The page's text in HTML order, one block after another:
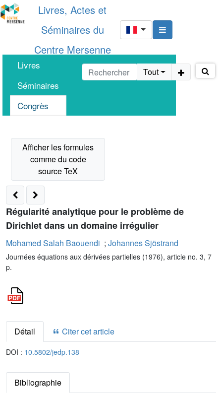
Livres, Actes et
Séminaires du
Centre Mersenne
Livres
Séminaires
Congrès
Tout
Régularité analytique pour le problème de
Dirichlet dans un domaine irrégulier
Mohamed Salah Baouendi ; Johannes Sjöstrand
Journées équations aux dérivées partielles (1976), article no. 3, 7
p.
Détail Citer cet article
DOI : 10.5802/jedp.138
Bibliographie